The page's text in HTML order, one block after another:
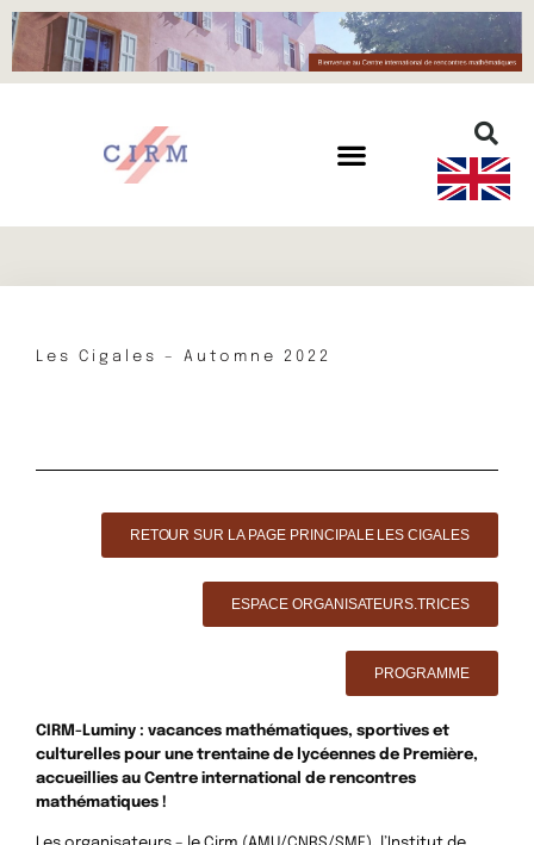
Les Cigales – Automne 2022
RETOUR SUR LA PAGE PRINCIPALE LES CIGALES
ESPACE ORGANISATEURS.TRICES
PROGRAMME
CIRM-Luminy : vacances mathématiques, sportives et
culturelles pour une trentaine de lycéennes de Première,
accueillies au Centre international de rencontres
mathématiques !